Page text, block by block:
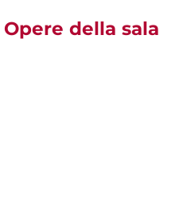
Opere della sala